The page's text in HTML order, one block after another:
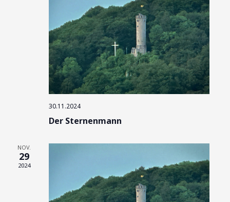
30.11.2024
Der Sternenmann
NOV.
29
2024